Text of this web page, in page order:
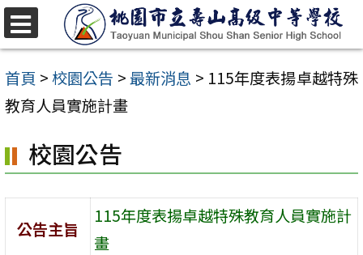
跳
至
主
要
容
區
首頁 >校園公告 >最新消息 > 115年度表揚卓越特殊
教育人員實施計畫
校園公告
公告主旨
115年度表揚卓越特殊教育人員實施計
畫
選
單